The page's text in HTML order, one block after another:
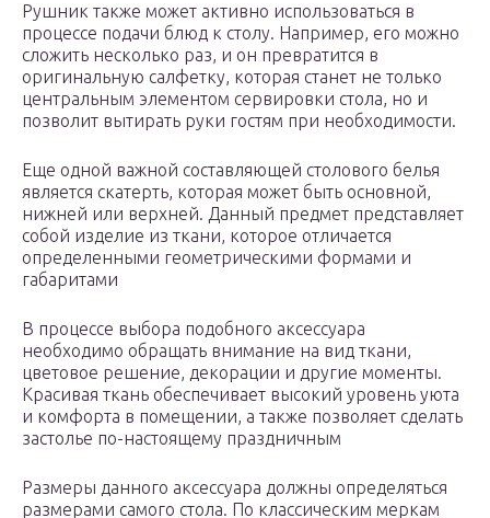
Рушник также может активно использоваться в
процессе подачи блюд к столу. Например, его можно
сложить несколько раз, и он превратится в
оригинальную салфетку, которая станет не только
центральным элементом сервировки стола, но и
позволит вытирать руки гостям при необходимости.
Еще одной важной составляющей столового белья
является скатерть, которая может быть основной,
нижней или верхней. Данный предмет представляет
собой изделие из ткани, которое отличается
определенными геометрическими формами и
габаритами
В процессе выбора подобного аксессуара
необходимо обращать внимание на вид ткани,
цветовое решение, декорации и другие моменты.
Красивая ткань обеспечивает высокий уровень уюта
и комфорта в помещении, а также позволяет сделать
застолье по-настоящему праздничным
Размеры данного аксессуара должны определяться
размерами самого стола. По классическим меркам